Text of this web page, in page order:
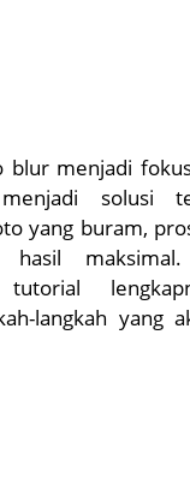
blur menjadi
solusi
yang buram,
hasil
tutorial
langkah yang